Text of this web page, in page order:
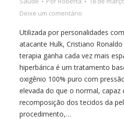
Deixe um comentário
Utilizada por personalidades
atacante Hulk, Cristiano
terapia ganha cada vez mais
hiperbárica é um tratamento
oxigênio 100% puro com
elevada do que o normal, capaz
recomposição dos tecidos da
procedimento,…